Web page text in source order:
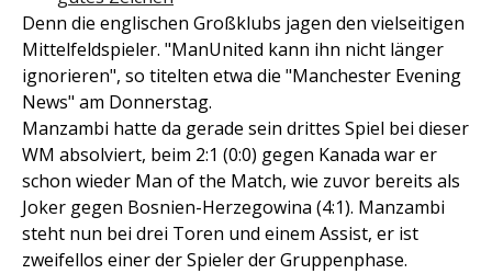
Denn die englischen Großklubs jagen den vielseitigen
Mittelfeldspieler. "ManUnited kann ihn nicht länger
ignorieren", so titelten etwa die "Manchester Evening
News" am Donnerstag.
Manzambi hatte da gerade sein drittes Spiel bei dieser
WM absolviert, beim 2:1 (0:0) gegen Kanada war er
schon wieder Man of the Match, wie zuvor bereits als
Joker gegen Bosnien-Herzegowina (4:1). Manzambi
steht nun bei drei Toren und einem Assist, er ist
zweifellos einer der Spieler der Gruppenphase.